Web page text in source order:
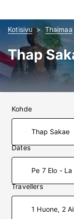
Kotisivu Thaimaa
Thap
Kohde
Dates
Pe 7 Elo - La
Travellers
1 Huone, 2